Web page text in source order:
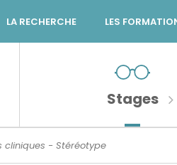
LA RECHERCHE LES
Stages
cliniques - Stéréotype